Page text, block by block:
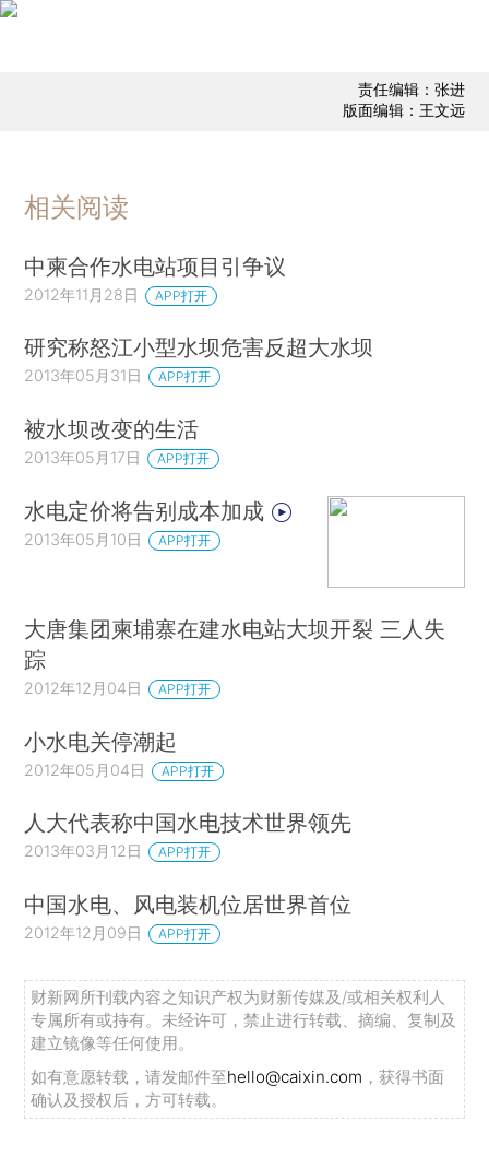
责任编辑：张进
版面编辑：王文远
相关阅读
中柬合作水电站项目引争议
2012年11月28日 APP打开
研究称怒江小型水坝危害反超大水坝
2013年05月31日 APP打开
被水坝改变的生活
2013年05月17日 APP打开
水电定价将告别成本加成
2013年05月10日 APP打开
大唐集团柬埔寨在建水电站大坝开裂 三人失
踪
2012年12月04日 APP打开
小水电关停潮起
2012年05月04日 APP打开
人大代表称中国水电技术世界领先
2013年03月12日 APP打开
中国水电、风电装机位居世界首位
2012年12月09日 APP打开
财新网所刊载内容之知识产权为财新传媒及/或相关权利人
专属所有或持有。未经许可，禁止进行转载、摘编、复制及
建立镜像等任何使用。
如有意愿转载，请发邮件至hello@caixin.com ，获得书面
确认及授权后，方可转载。